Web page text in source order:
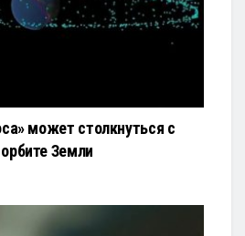
может столкнуться с
Земли